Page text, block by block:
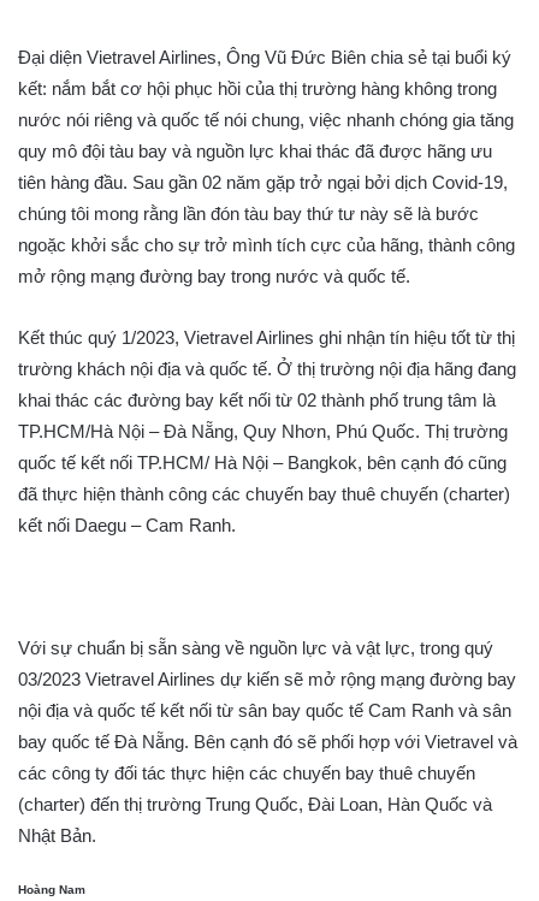
Đại diện Vietravel Airlines, Ông Vũ Đức Biên chia sẻ tại buổi ký
kết: nắm bắt cơ hội phục hồi của thị trường hàng không trong
nước nói riêng và quốc tế nói chung, việc nhanh chóng gia tăng
quy mô đội tàu bay và nguồn lực khai thác đã được hãng ưu
tiên hàng đầu. Sau gần 02 năm gặp trở ngại bởi dịch Covid-19,
chúng tôi mong rằng lần đón tàu bay thứ tư này sẽ là bước
ngoặc khởi sắc cho sự trở mình tích cực của hãng, thành công
mở rộng mạng đường bay trong nước và quốc tế.
Kết thúc quý 1/2023, Vietravel Airlines ghi nhận tín hiệu tốt từ thị
trường khách nội địa và quốc tế. Ở thị trường nội địa hãng đang
khai thác các đường bay kết nối từ 02 thành phố trung tâm là
TP.HCM/Hà Nội – Đà Nẵng, Quy Nhơn, Phú Quốc. Thị trường
quốc tế kết nối TP.HCM/ Hà Nội – Bangkok, bên cạnh đó cũng
đã thực hiện thành công các chuyến bay thuê chuyến (charter)
kết nối Daegu – Cam Ranh.
Với sự chuẩn bị sẵn sàng về nguồn lực và vật lực, trong quý
03/2023 Vietravel Airlines dự kiến sẽ mở rộng mạng đường bay
nội địa và quốc tế kết nối từ sân bay quốc tế Cam Ranh và sân
bay quốc tế Đà Nẵng. Bên cạnh đó sẽ phối hợp với Vietravel và
các công ty đối tác thực hiện các chuyến bay thuê chuyến
(charter) đến thị trường Trung Quốc, Đài Loan, Hàn Quốc và
Nhật Bản.
Hoàng Nam